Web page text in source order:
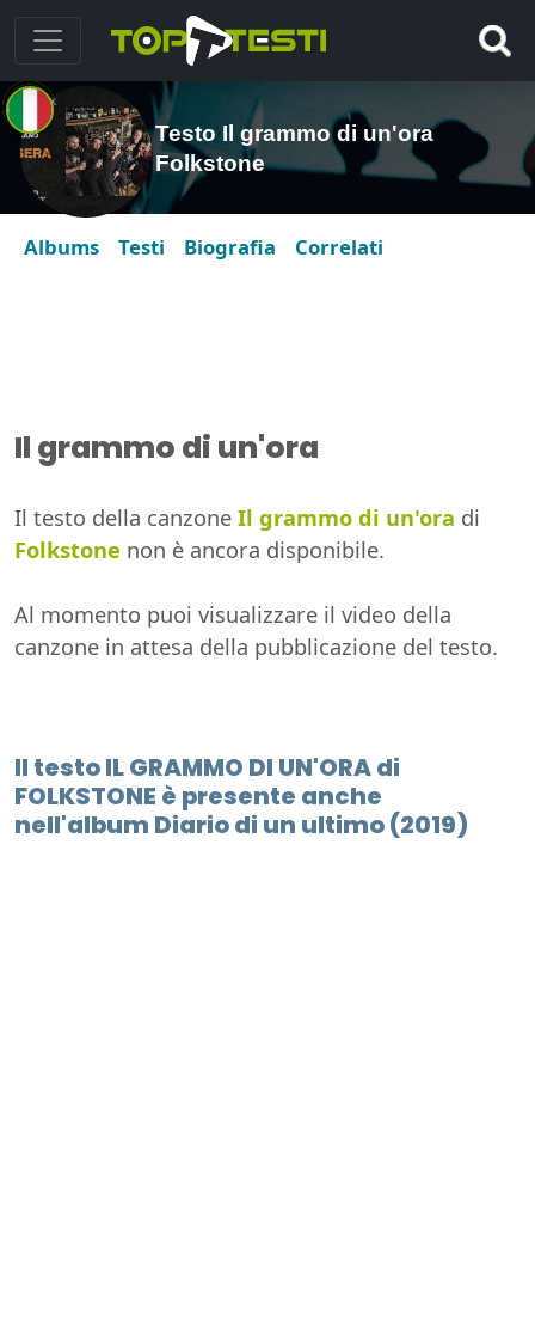
Testo Il grammo di un'ora
Folkstone
Albums Testi Biografia Correlati
Il grammo di un'ora
Il testo della canzone Il grammo di un'ora di
Folkstone non è ancora disponibile.
Al momento puoi visualizzare il video della
canzone in attesa della pubblicazione del testo.
Il testo IL GRAMMO DI UN'ORA di
FOLKSTONE è presente anche
nell'album Diario di un ultimo (2019)